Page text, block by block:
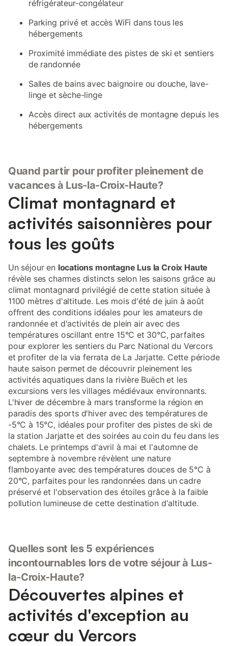
réfrigérateur-congélateur
Parking privé et accès WiFi dans tous les
hébergements
Proximité immédiate des pistes de ski et sentiers
de randonnée
Salles de bains avec baignoire ou douche, lave-
linge et sèche-linge
Accès direct aux activités de montagne depuis les
hébergements
Quand partir pour profiter pleinement de
vacances à Lus-la-Croix-Haute?
Climat montagnard et
activités saisonnières pour
tous les goûts
Un séjour en locations montagne Lus la Croix Haute
révèle ses charmes distincts selon les saisons grâce au
climat montagnard privilégié de cette station située à
1100 mètres d'altitude. Les mois d'été de juin à août
offrent des conditions idéales pour les amateurs de
randonnée et d'activités de plein air avec des
températures oscillant entre 15°C et 30°C, parfaites
pour explorer les sentiers du Parc National du Vercors
et profiter de la via ferrata de La Jarjatte. Cette période
haute saison permet de découvrir pleinement les
activités aquatiques dans la rivière Buëch et les
excursions vers les villages médiévaux environnants.
L'hiver de décembre à mars transforme la région en
paradis des sports d'hiver avec des températures de
-5°C à 15°C, idéales pour profiter des pistes de ski de
la station Jarjatte et des soirées au coin du feu dans les
chalets. Le printemps d'avril à mai et l'automne de
septembre à novembre révèlent une nature
flamboyante avec des températures douces de 5°C à
20°C, parfaites pour les randonnées dans un cadre
préservé et l'observation des étoiles grâce à la faible
pollution lumineuse de cette destination d'altitude.
Quelles sont les 5 expériences
incontournables lors de votre séjour à Lus-
la-Croix-Haute?
Découvertes alpines et
activités d'exception au
cœur du Vercors